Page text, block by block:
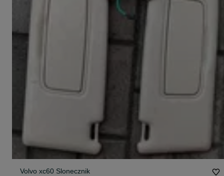
Volvo xc60 Slonecznik